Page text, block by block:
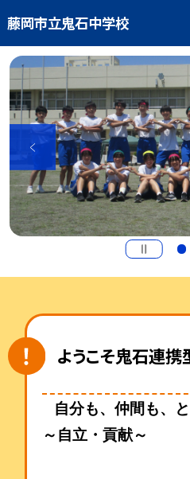
藤岡市立鬼石中学校
ようこそ鬼石連
自分も、仲間も、
～自立・貢献～